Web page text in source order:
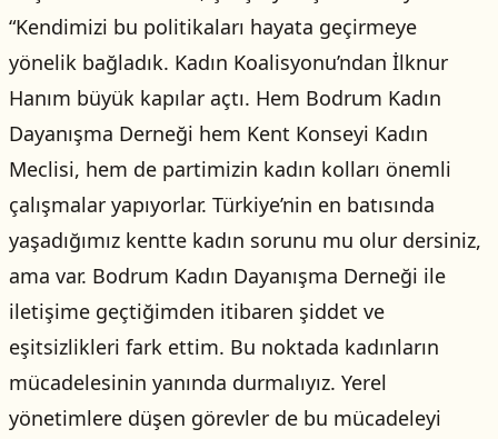
“Kendimizi bu politikaları hayata geçirmeye
yönelik bağladık. Kadın Koalisyonu’ndan İlknur
Hanım büyük kapılar açtı. Hem Bodrum Kadın
Dayanışma Derneği hem Kent Konseyi Kadın
Meclisi, hem de partimizin kadın kolları önemli
çalışmalar yapıyorlar. Türkiye’nin en batısında
yaşadığımız kentte kadın sorunu mu olur dersiniz,
ama var. Bodrum Kadın Dayanışma Derneği ile
iletişime geçtiğimden itibaren şiddet ve
eşitsizlikleri fark ettim. Bu noktada kadınların
mücadelesinin yanında durmalıyız. Yerel
yönetimlere düşen görevler de bu mücadeleyi